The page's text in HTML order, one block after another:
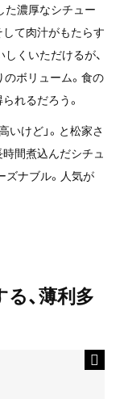
た濃厚なシチュー
て肉汁がもたらす
くいただけるが、
ボリューム。食の
れるだろう。
いけど」。と松家さ
間煮込んだシチュ
ズナブル。人気が
、薄利多